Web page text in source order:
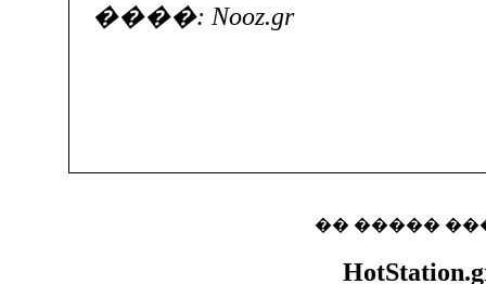
����: Nooz.gr
�� �����